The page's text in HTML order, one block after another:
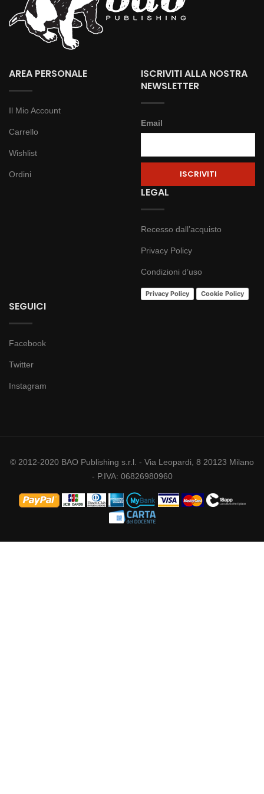
AREA PERSONALE
Il Mio Account
Carrello
Wishlist
Ordini
ISCRIVITI ALLA NOSTRA
NEWSLETTER
Email
LEGAL
Recesso dall’acquisto
Privacy Policy
Condizioni d’uso
Privacy Policy Cookie Policy
SEGUICI
Facebook
Twitter
Instagram
© 2012-2020 BAO Publishing s.r.l. - Via Leopardi, 8 20123 Milano
- P.IVA: 06826980960